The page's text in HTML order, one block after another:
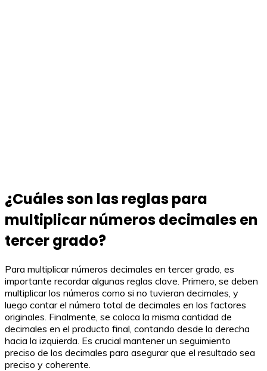
¿Cuáles son las reglas para
multiplicar números decimales en
tercer grado?
Para multiplicar números decimales en tercer grado, es
importante recordar algunas reglas clave. Primero, se deben
multiplicar los números como si no tuvieran decimales, y
luego contar el número total de decimales en los factores
originales. Finalmente, se coloca la misma cantidad de
decimales en el producto final, contando desde la derecha
hacia la izquierda. Es crucial mantener un seguimiento
preciso de los decimales para asegurar que el resultado sea
preciso y coherente.